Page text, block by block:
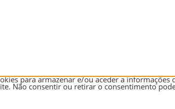
para armazenar e/ou aceder a
Não consentir ou retirar o consentimento